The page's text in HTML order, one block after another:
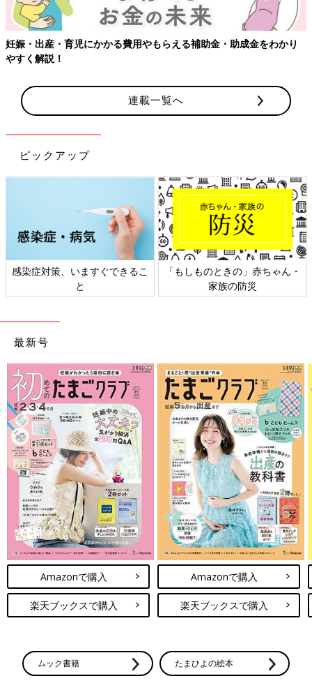
妊娠・出産・育児にかかる費用やもらえる補助金・助成金をわかり
やすく解説！
連載一覧へ
ピックアップ
感染症対策、いますぐできるこ
と
「もしものときの」赤ちゃん・
家族の防災
最新号
Amazonで購入
楽天ブックスで購入
Amazonで購入
楽天ブックスで購入
ムック書籍 たまひよの絵本